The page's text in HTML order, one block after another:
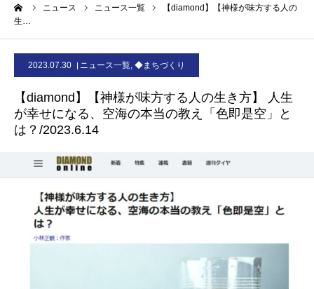
ニュース ニュース一覧
【diamond】【神様が味方する人の
生…
2023.07.30 ニュース一覧, ◆まちづくり
【diamond】【神様が味方する人の生き方】 人生
が幸せになる、空海の本当の教え「色即是空」と
は？/2023.6.14
お問合せ